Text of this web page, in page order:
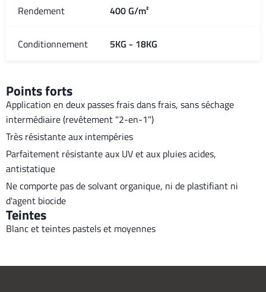
Rendement 400 G/m²
Conditionnement 5KG - 18KG
Points forts
Application en deux passes frais dans frais, sans séchage
intermédiaire (revêtement "2-en-1")
Très résistante aux intempéries
Parfaitement résistante aux UV et aux pluies acides,
antistatique
Ne comporte pas de solvant organique, ni de plastifiant ni
d'agent biocide
Teintes
Blanc et teintes pastels et moyennes